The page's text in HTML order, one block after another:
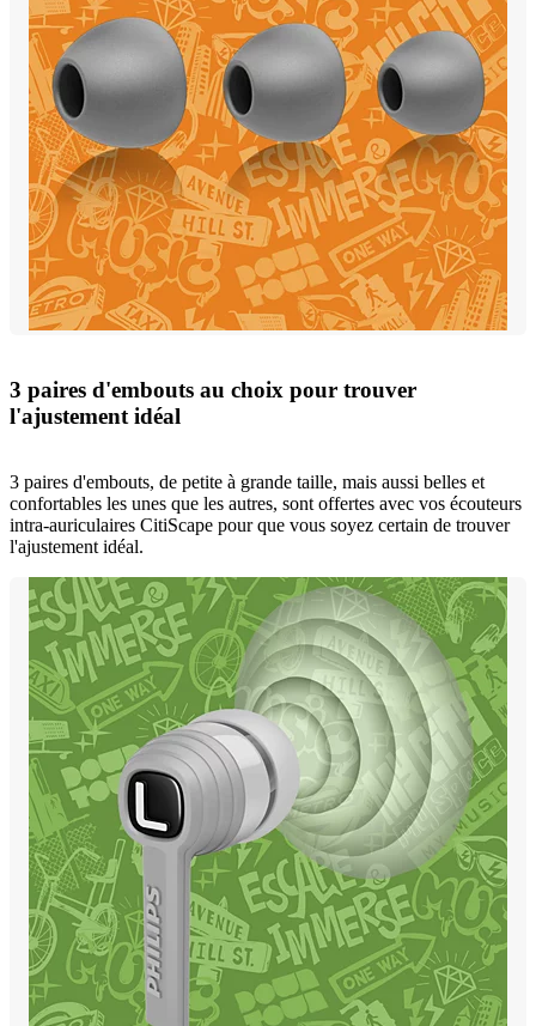
3 paires d'embouts au choix pour trouver
l'ajustement idéal
3 paires d'embouts, de petite à grande taille, mais aussi belles et
confortables les unes que les autres, sont offertes avec vos écouteurs
intra-auriculaires CitiScape pour que vous soyez certain de trouver
l'ajustement idéal.